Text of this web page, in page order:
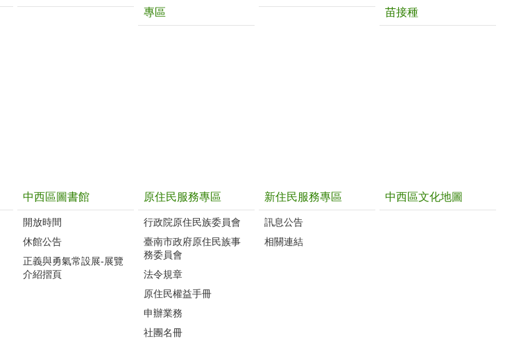
專區
苗接種
中西區圖書館
開放時間
休館公告
正義與勇氣常設展-展覽
介紹摺頁
原住民服務專區
行政院原住民族委員會
臺南市政府原住民族事
務委員會
法令規章
原住民權益手冊
申辦業務
社團名冊
新住民服務專區
訊息公告
相關連結
中西區文化地圖